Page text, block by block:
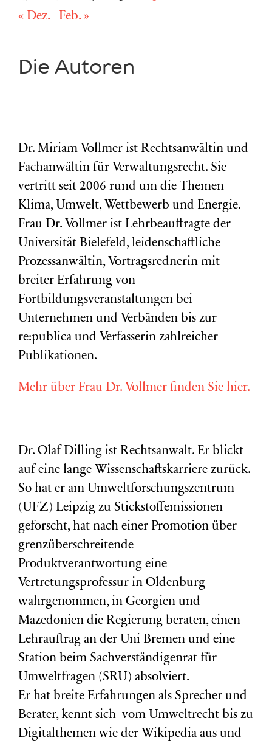
« Dez.
Feb. »
Die Autoren
Dr. Miriam Vollmer ist Rechtsanwältin und
Fachanwältin für Verwaltungsrecht. Sie
vertritt seit 2006 rund um die Themen
Klima, Umwelt, Wettbewerb und Energie.
Frau Dr. Vollmer ist Lehrbeauftragte der
Universität Bielefeld, leidenschaftliche
Prozessanwältin, Vortragsrednerin mit
breiter Erfahrung von
Fortbildungsveranstaltungen bei
Unternehmen und Verbänden bis zur
re:publica und Verfasserin zahlreicher
Publikationen.
Mehr über Frau Dr. Vollmer finden Sie hier.
Dr. Olaf Dilling ist Rechtsanwalt. Er blickt
auf eine lange Wissenschaftskarriere zurück.
So hat er am Umweltforschungszentrum
(UFZ) Leipzig zu Stickstoffemissionen
geforscht, hat nach einer Promotion über
grenzüberschreitende
Produktverantwortung eine
Vertretungsprofessur in Oldenburg
wahrgenommen, in Georgien und
Mazedonien die Regierung beraten, einen
Lehrauftrag an der Uni Bremen und eine
Station beim Sachverständigenrat für
Umweltfragen (SRU) absolviert.
Er hat breite Erfahrungen als Sprecher und
Berater, kennt sich vom Umweltrecht bis zu
Digitalthemen wie der Wikipedia aus und